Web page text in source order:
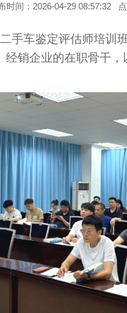
时间：2026-04-29 08:57:32 点
手车鉴定评估师培训
销企业的在职骨干